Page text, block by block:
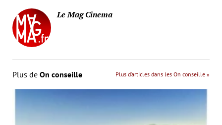
Le Mag Cinema
Plus de On conseille Plus d’articles dans les On conseille »